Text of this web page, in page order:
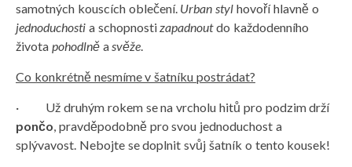
samotných kouscích oblečení. Urban styl hovoří hlavně o
jednoduchosti a schopnostizapadnoutdo každodenního
života pohodlněasvěže.
Co konkrétně nesmíme v šatníku postrádat?
· Už druhým rokem se na vrcholu hitů pro podzim drží
pončo, pravděpodobně pro svou jednoduchost a
splývavost. Nebojte se doplnit svůj šatník o tento kousek!